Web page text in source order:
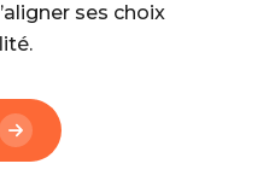
ses choix